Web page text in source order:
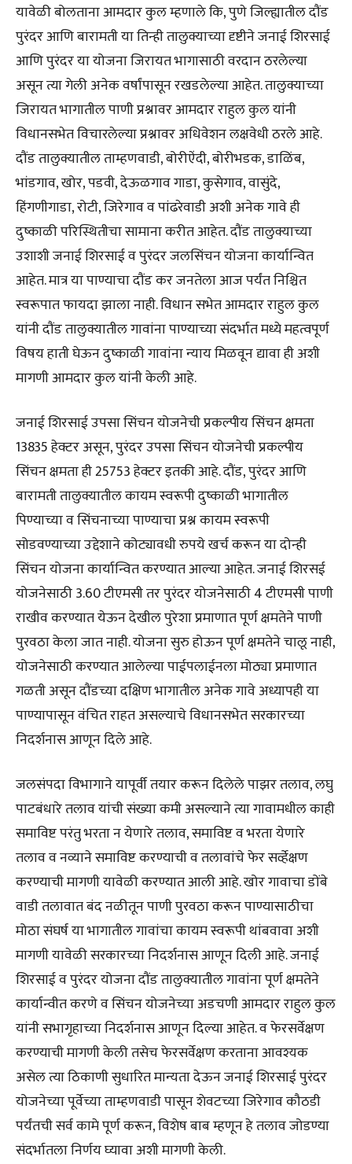
यावेळी बोलताना आमदार कुल म्हणाले कि, पुणे जिल्ह्यातील दौंड
पुरंदर आणि बारामती या तिन्ही तालुक्याच्या दृष्टीने जनाई शिरसाई
आणि पुरंदर या योजना जिरायत भागासाठी वरदान ठरलेल्या
असून त्या गेली अनेक वर्षांपासून रखडलेल्या आहेत. तालुक्याच्या
जिरायत भागातील पाणी प्रश्नावर आमदार राहुल कुल यांनी
विधानसभेत विचारलेल्या प्रश्नावर अधिवेशन लक्षवेधी ठरले आहे.
दौंड तालुक्यातील ताम्हणवाडी, बोरीऐंदी, बोरीभडक, डाळिंब,
भांडगाव, खोर, पडवी, देऊळगाव गाडा, कुसेगाव, वासुंदे,
हिंगणीगाडा, रोटी, जिरेगाव व पांढरेवाडी अशी अनेक गावे ही
दुष्काळी परिस्थितीचा सामाना करीत आहेत. दौंड तालुक्याच्या
उशाशी जनाई शिरसाई व पुरंदर जलसिंचन योजना कार्यान्वित
आहेत. मात्र या पाण्याचा दौंड कर जनतेला आज पर्यंत निश्चित
स्वरूपात फायदा झाला नाही. विधान सभेत आमदार राहुल कुल
यांनी दौंड तालुक्यातील गावांना पाण्याच्या संदर्भात मध्ये महत्वपूर्ण
विषय हाती घेऊन दुष्काळी गावांना न्याय मिळवून द्यावा ही अशी
मागणी आमदार कुल यांनी केली आहे.
जनाई शिरसाई उपसा सिंचन योजनेची प्रकल्पीय सिंचन क्षमता
13835 हेक्टर असून, पुरंदर उपसा सिंचन योजनेची प्रकल्पीय
सिंचन क्षमता ही 25753 हेक्टर इतकी आहे. दौंड, पुरंदर आणि
बारामती तालुक्यातील कायम स्वरूपी दुष्काळी भागातील
पिण्याच्या व सिंचनाच्या पाण्याचा प्रश्न कायम स्वरूपी
सोडवण्याच्या उद्देशाने कोट्यावधी रुपये खर्च करून या दोन्ही
सिंचन योजना कार्यान्वित करण्यात आल्या आहेत. जनाई शिरसई
योजनेसाठी 3.60 टीएमसी तर पुरंदर योजनेसाठी 4 टीएमसी पाणी
राखीव करण्यात येऊन देखील पुरेशा प्रमाणात पूर्ण क्षमतेने पाणी
पुरवठा केला जात नाही. योजना सुरु होऊन पूर्ण क्षमतेने चालू नाही,
योजनेसाठी करण्यात आलेल्या पाईपलाईनला मोठ्या प्रमाणात
गळती असून दौंडच्या दक्षिण भागातील अनेक गावे अध्यापही या
पाण्यापासून वंचित राहत असल्याचे विधानसभेत सरकारच्या
निदर्शनास आणून दिले आहे.
जलसंपदा विभागाने यापूर्वी तयार करून दिलेले पाझर तलाव, लघु
पाटबंधारे तलाव यांची संख्या कमी असल्याने त्या गावामधील काही
समाविष्ट परंतु भरता न येणारे तलाव, समाविष्ट व भरता येणारे
तलाव व नव्याने समाविष्ट करण्याची व तलावांचे फेर सर्व्हेक्षण
करण्याची मागणी यावेळी करण्यात आली आहे. खोर गावाचा डोंबे
वाडी तलावात बंद नळीतून पाणी पुरवठा करून पाण्यासाठीचा
मोठा संघर्ष या भागातील गावांचा कायम स्वरूपी थांबवावा अशी
मागणी यावेळी सरकारच्या निदर्शनास आणून दिली आहे. जनाई
शिरसाई व पुरंदर योजना दौंड तालुक्यातील गावांना पूर्ण क्षमतेने
कार्यान्वीत करणे व सिंचन योजनेच्या अडचणी आमदार राहुल कुल
यांनी सभागृहाच्या निदर्शनास आणून दिल्या आहेत. व फेरसर्वेक्षण
करण्याची मागणी केली तसेच फेरसर्वेक्षण करताना आवश्यक
असेल त्या ठिकाणी सुधारित मान्यता देऊन जनाई शिरसाई पुरंदर
योजनेच्या पूर्वेच्या ताम्हणवाडी पासून शेवटच्या जिरेगाव कौठडी
पर्यंतची सर्व कामे पूर्ण करून, विशेष बाब म्हणून हे तलाव जोडण्या
संदर्भातला निर्णय घ्यावा अशी मागणी केली.